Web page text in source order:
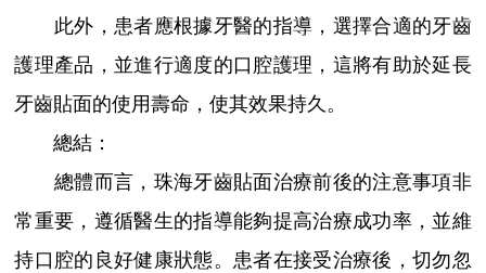
此外，患者應根據牙醫的指導，選擇合適的牙齒
護理產品，並進行適度的口腔護理，這將有助於延長
牙齒貼面的使用壽命，使其效果持久。
總結：
總體而言，珠海牙齒貼面治療前後的注意事項非
常重要，遵循醫生的指導能夠提高治療成功率，並維
持口腔的良好健康狀態。患者在接受治療後，切勿忽